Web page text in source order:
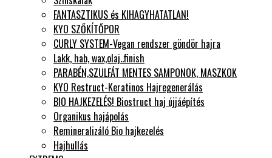
FANTASZTIKUS és KIHAGYHATATLAN!
KYO SZŐKÍTŐPOR
CURLY SYSTEM-Vegan rendszer göndör hajra
Lakk, hab, wax,olaj..finish
PARABÉN,SZULFÁT MENTES SAMPONOK, MASZKOK
KYO Restruct-Keratinos Hajregenerálás
BIO HAJKEZELÉS! Biostruct haj újjáépítés
Organikus hajápolás
Remineralizáló Bio hajkezelés
Hajhullás